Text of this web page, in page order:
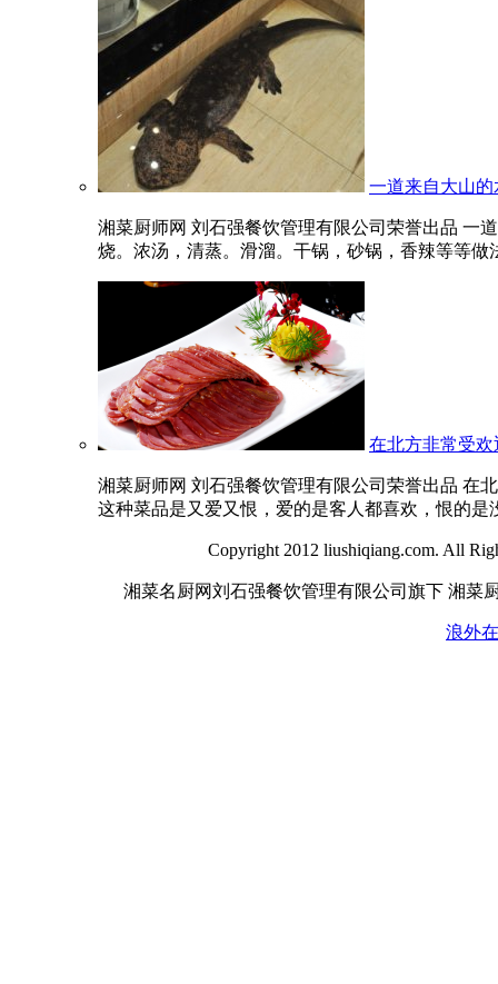
一道来自大山
湘菜厨师网 刘石强餐饮管理有限公司荣誉出品 一
烧。浓汤，清蒸。滑溜。干锅，砂锅，香辣等等做
在北方非常受
湘菜厨师网 刘石强餐饮管理有限公司荣誉出品 在
这种菜品是又爱又恨，爱的是客人都喜欢，恨的是
Copyright 2012 liushiqiang.com. All
湘菜名厨网刘石强餐饮管理有限公司旗下 湘菜
浪外